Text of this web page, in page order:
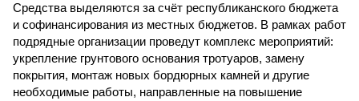
Средства выделяются за счёт республиканского бюджета
и софинансирования из местных бюджетов. В рамках работ
подрядные организации проведут комплекс мероприятий:
укрепление грунтового основания тротуаров, замену
покрытия, монтаж новых бордюрных камней и другие
необходимые работы, направленные на повышение